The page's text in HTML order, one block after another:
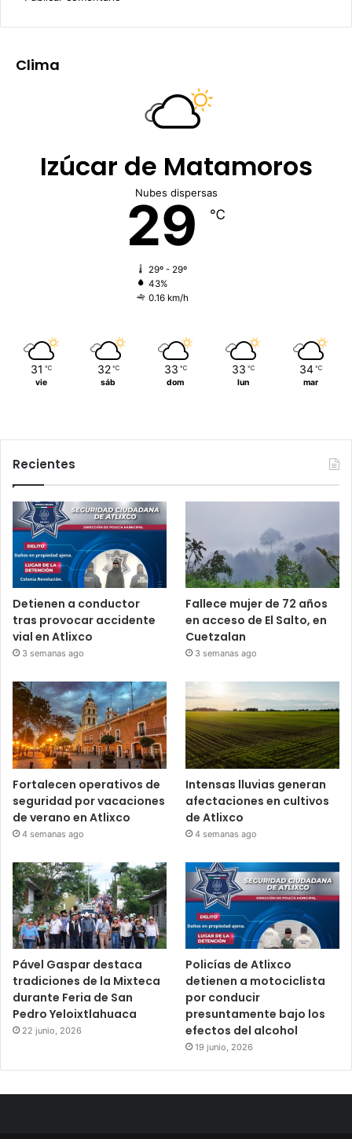
Clima
Izúcar de Matamoros
Nubes dispersas
29 ℃
29º - 29º
43%
0.16 km/h
31 ℃
vie
32 ℃
sáb
33 ℃
dom
33 ℃
lun
34 ℃
mar
Recientes
Detienen a conductor
tras provocar accidente
vial en Atlixco
3 semanas ago
Fallece mujer de 72 años
en acceso de El Salto, en
Cuetzalan
3 semanas ago
Fortalecen operativos de
seguridad por vacaciones
de verano en Atlixco
4 semanas ago
Intensas lluvias generan
afectaciones en cultivos
de Atlixco
4 semanas ago
Pável Gaspar destaca
tradiciones de la Mixteca
durante Feria de San
Pedro Yeloixtlahuaca
22 junio, 2026
Policías de Atlixco
detienen a motociclista
por conducir
presuntamente bajo los
efectos del alcohol
19 junio, 2026